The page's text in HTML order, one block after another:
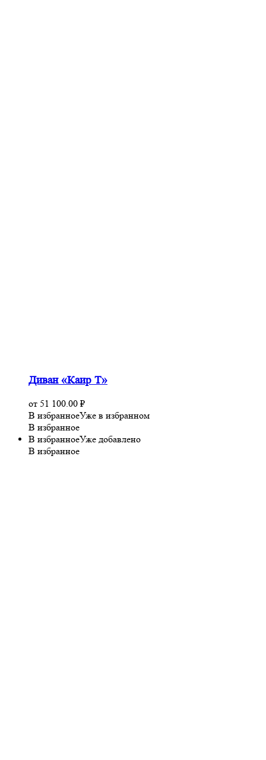
Диван «Каир Т»
от 51 100.00 ₽
В избранноеУже в избранном
В избранное
В избранноеУже добавлено
В избранное